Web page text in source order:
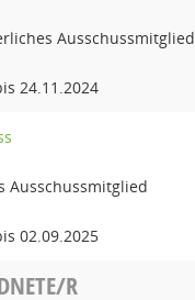
Ausschussmitglied
24.11.2024
Ausschussmitglied
02.09.2025
R